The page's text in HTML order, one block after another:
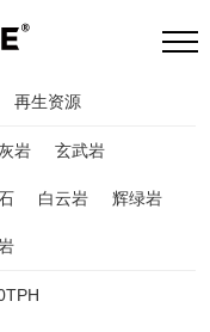
再生资源
岩 玄武岩
白云岩 辉绿岩